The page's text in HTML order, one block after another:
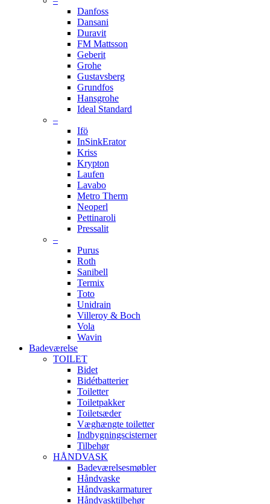
Danfoss
Dansani
Duravit
FM Mattsson
Geberit
Grohe
Gustavsberg
Grundfos
Hansgrohe
Ideal Standard
–
Ifö
InSinkErator
Kriss
Krypton
Laufen
Lavabo
Metro Therm
Neoperl
Pettinaroli
Pressalit
–
Purus
Roth
Sanibell
Termix
Toto
Unidrain
Villeroy & Boch
Vola
Wavin
Badeværelse
TOILET
Bidet
Bidétbatterier
Toiletter
Toiletpakker
Toiletsæder
Væghængte toiletter
Indbygningscisterner
Tilbehør
HÅNDVASK
Badeværelsesmøbler
Håndvaske
Håndvaskarmaturer
Håndvasktilbehør